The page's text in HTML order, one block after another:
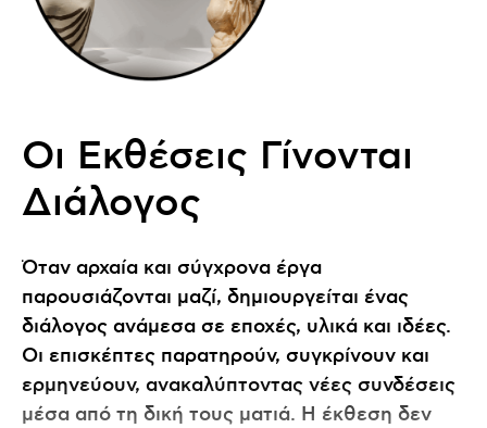
Οι Εκθέσεις Γίνονται
Διάλογος
Όταν αρχαία και σύγχρονα έργα
παρουσιάζονται μαζί, δημιουργείται ένας
διάλογος ανάμεσα σε εποχές, υλικά και ιδέες.
Οι επισκέπτες παρατηρούν, συγκρίνουν και
ερμηνεύουν, ανακαλύπτοντας νέες συνδέσεις
μέσα από τη δική τους ματιά. Η έκθεση δεν